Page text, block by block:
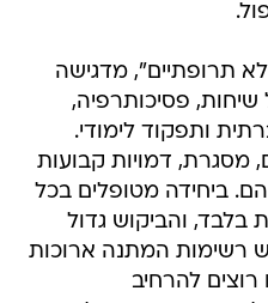
תרופתיים", מדגישה
פסיכותרפיה,
ותפקוד לימודי.
מסגרת, דמויות קבועות
ביחידה מטופלים בכל
ונערות בלבד, והביקוש גדול
רשימות המתנה ארוכות
רוצים להרחיב